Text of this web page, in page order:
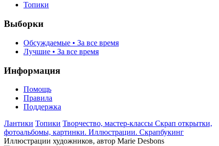
Топики
Выборки
Обсуждаемые • За все время
Лучшие • За все время
Информация
Помощь
Правила
Поддержка
Лантики Топики Творчество, мастер-классы Скрап открытки,
фотоальбомы, картинки. Иллюстрации. Cкрапбукинг
Иллюстрации художников, автор Marie Desbons